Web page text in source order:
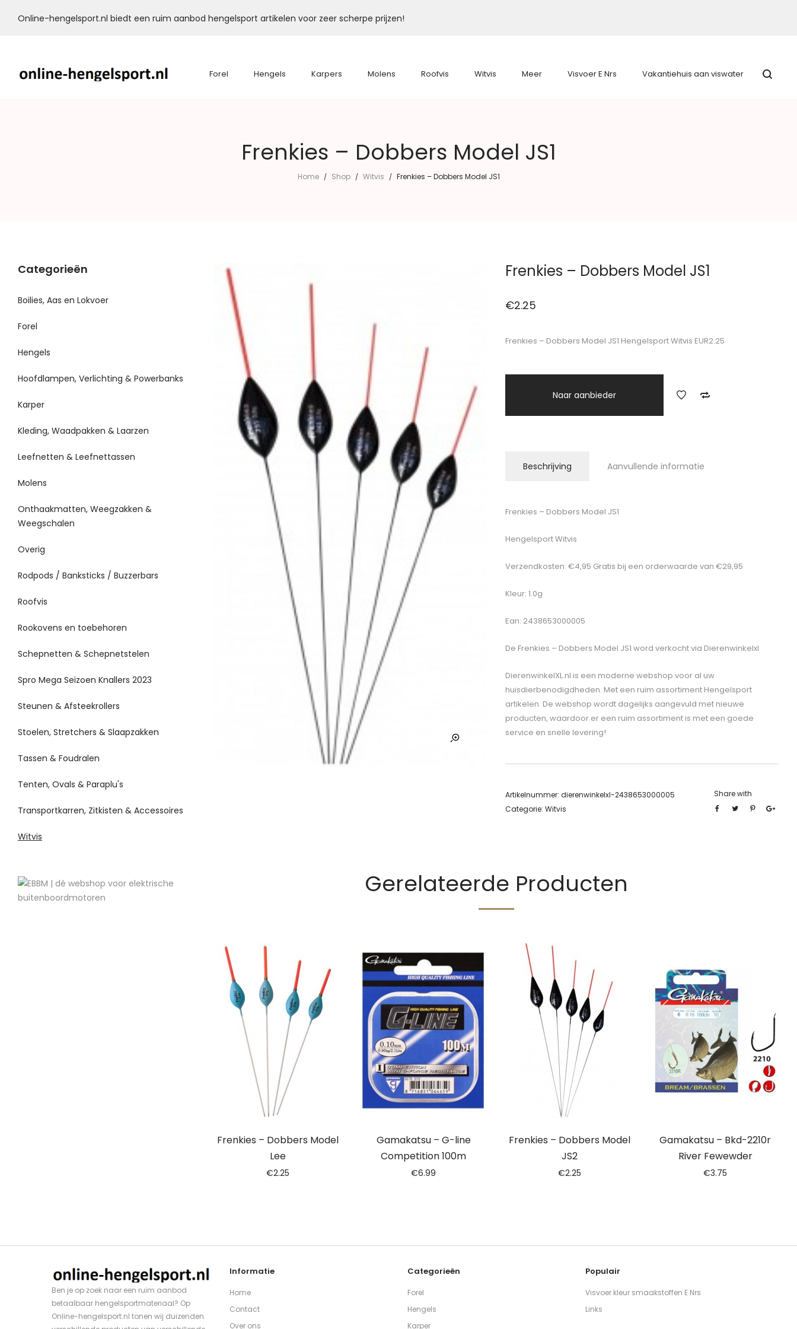
Online-hengelsport.nl biedt een ruim aanbod hengelsport artikelen voor zeer scherpe prijzen!
Forel Hengels Karpers Molens Roofvis Witvis Meer Visvoer E Nrs Vakantiehuis aan viswater
Frenkies – Dobbers Model JS1
Home / Shop / Witvis / Frenkies – Dobbers Model JS1
Frenkies – Dobbers Model JS1
€2.25
Frenkies – Dobbers Model JS1 Hengelsport Witvis EUR2.25
Naar aanbieder
Beschrijving Aanvullende informatie
Frenkies – Dobbers Model JS1
Hengelsport Witvis
Verzendkosten: €4,95 Gratis bij een orderwaarde van €29,95
Kleur: 1.0g
Ean: 2438653000005
De Frenkies – Dobbers Model JS1 word verkocht via Dierenwinkelxl
DierenwinkelXL.nl is een moderne webshop voor al uw
huisdierbenodigdheden. Met een ruim assortiment Hengelsport
artikelen. De webshop wordt dagelijks aangevuld met nieuwe
producten, waardoor er een ruim assortiment is met een goede
service en snelle levering!
Artikelnummer: dierenwinkelxl-2438653000005
Categorie: Witvis
Share with
Gerelateerde Producten
Frenkies – Dobbers Model
Lee
€2.25
Gamakatsu – G-line
Competition 100m
€6.99
Frenkies – Dobbers Model
JS2
€2.25
Gamakatsu – Bkd-2210r
River Fewewder
€3.75
Categorieën
Boilies, Aas en Lokvoer
Forel
Hengels
Hoofdlampen, Verlichting & Powerbanks
Karper
Kleding, Waadpakken & Laarzen
Leefnetten & Leefnettassen
Molens
Onthaakmatten, Weegzakken &
Weegschalen
Overig
Rodpods / Banksticks / Buzzerbars
Roofvis
Rookovens en toebehoren
Schepnetten & Schepnetstelen
Spro Mega Seizoen Knallers 2023
Steunen & Afsteekrollers
Stoelen, Stretchers & Slaapzakken
Tassen & Foudralen
Tenten, Ovals & Paraplu's
Transportkarren, Zitkisten & Accessoires
Witvis
Ben je op zoek naar een ruim aanbod
betaalbaar hengelsportmateriaal? Op
Online-hengelsport.nl tonen wij duizenden
Informatie
Home
Contact
Over ons
Categorieën
Forel
Hengels
Karper
Populair
Visvoer kleur smaakstoffen E Nrs
Links